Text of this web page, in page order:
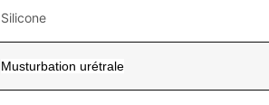
Silicone
Musturbation urétrale